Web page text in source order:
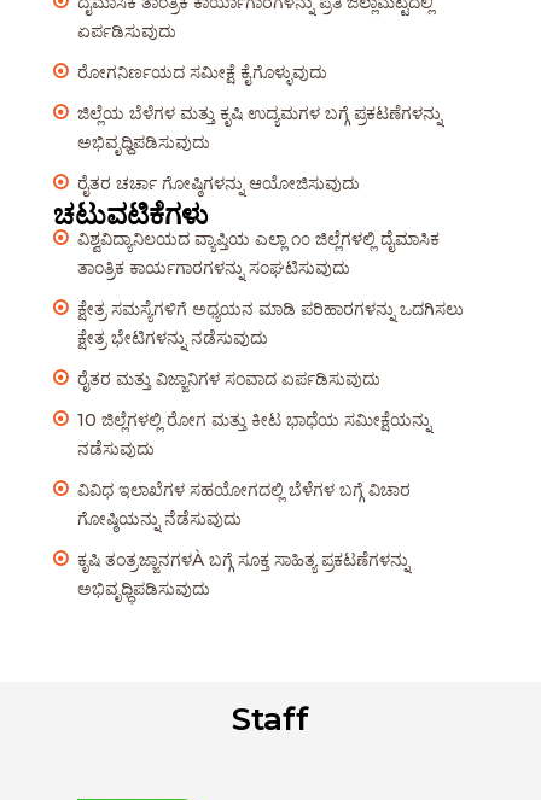
ಏರ್ಪಡಿಸುವುದು
ರೋಗನಿರ್ಣಯದ ಸಮೀಕ್ಷೆ ಕೈಗೊಳ್ಳುವುದು
ಜಿಲ್ಲೆಯ ಬೆಳೆಗಳ ಮತ್ತು ಕೃಷಿ ಉದ್ಯಮಗಳ ಬಗ್ಗೆ ಪ್ರಕಟಣೆಗಳನ್ನು
ಅಭಿವೃಧ್ದಿಪಡಿಸುವುದು
ರೈತರ ಚರ್ಚಾ ಗೋಷ್ಠಿಗಳನ್ನು ಆಯೋಜಿಸುವುದು
ಚಟುವಟಿಕೆಗಳು
ವಿಶ್ವವಿದ್ಯಾನಿಲಯದ ವ್ಯಾಪ್ತಿಯ ಎಲ್ಲಾ ೧೦ ಜಿಲ್ಲೆಗಳಲ್ಲಿ ದೈಮಾಸಿಕ
ತಾಂತ್ರಿಕ ಕಾರ್ಯಗಾರಗಳನ್ನು ಸಂಘಟಿಸುವುದು
ಕ್ಷೇತ್ರ ಸಮಸ್ಯೆಗಳಿಗೆ ಅಧ್ಯಯನ ಮಾಡಿ ಪರಿಹಾರಗಳನ್ನು ಒದಗಿಸಲು
ಕ್ಷೇತ್ರ ಭೇಟಿಗಳನ್ನು ನಡೆಸುವುದು
ರೈತರ ಮತ್ತು ವಿಜ್ಙಾನಿಗಳ ಸಂವಾದ ಏರ್ಪಡಿಸುವುದು
10 ಜಿಲ್ಲೆಗಳಲ್ಲಿ ರೋಗ ಮತ್ತು ಕೀಟ ಭಾಧೆಯ ಸಮೀಕ್ಷೆಯನ್ನು
ನಡೆಸುವುದು
ವಿವಿಧ ಇಲಾಖೆಗಳ ಸಹಯೋಗದಲ್ಲಿ ಬೆಳೆಗಳ ಬಗ್ಗೆ ವಿಚಾರ
ಗೋಷ್ಠಿಯನ್ನು ನೆಡೆಸುವುದು
ಕೃಷಿ ತಂತ್ರಜ್ಙಾನಗಳÀ ಬಗ್ಗೆ ಸೂಕ್ತ ಸಾಹಿತ್ಯ ಪ್ರಕಟಣೆಗಳನ್ನು
ಅಭಿವೃಧ್ಧಿಪಡಿಸುವುದು
Staff